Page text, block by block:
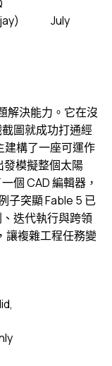
July
解決能力。它在沒
圖就成功打通經
建構了一座可運作
發模擬整個太陽
個 CAD 編輯器，
子突顯 Fable 5 已
迭代執行與跨領
複雜工程任務變